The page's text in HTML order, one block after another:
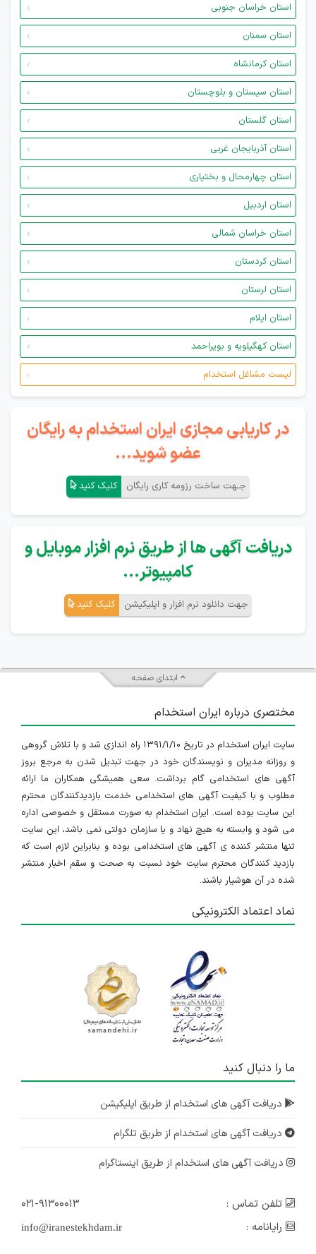
استان خراسان جنوبی
استان سمنان
استان کرمانشاه
استان سیستان و بلوچستان
استان گلستان
استان آذربایجان غربی
استان چهارمحال و بختیاری
استان اردبیل
استان خراسان شمالی
استان کردستان
استان لرستان
استان ایلام
استان کهگیلویه و بویراحمد
لیست مشاغل استخدام
در کاریابی مجازی ایران استخدام به رایگان
عضو شوید...
جـهت ساخت رزومه کاری رایگان کلیک کنید
دریافت آگهی ها از طریق نرم افزار موبایل و
کامپیوتر...
جهت دانلود نرم افزار و اپلیکیشن کلیک کنید
ابتدای صفحه
مختصری درباره ایران استخدام
سایت ایران استخدام در تاریخ ۱۳۹۱/۱/۱۰ راه اندازی شد و با تلاش گروهی
و روزانه مدیران و نویسندگان خود در جهت تبدیل شدن به مرجع بروز
آگهی های استخدامی گام برداشت. سعی همیشگی همکاران ما ارائه
مطلوب و با کیفیت آگهی های استخدامی خدمت بازدیدکنندگان محترم
این سایت بوده است. ایران استخدام به صورت مستقل و خصوصی اداره
می شود و وابسته به هیچ نهاد و یا سازمان دولتی نمی باشد، این سایت
تنها منتشر کننده ی آگهی های استخدامی بوده و بنابراین لازم است که
بازدید کنندگان محترم سایت خود نسبت به صحت و سقم اخبار منتشر
شده در آن هوشیار باشند.
نماد اعتماد الکترونیکی
ما را دنبال کنید
دریافت آگهی های استخدام از طریق اپلیکیشن
دریافت آگهی های استخدام از طریق تلگرام
دریافت آگهی های استخدام از طریق اینستاگرام
تلفن تماس :
۰۲۱-۹۱۳۰۰۰۱۳
رایانامه :
info@iranestekhdam.ir